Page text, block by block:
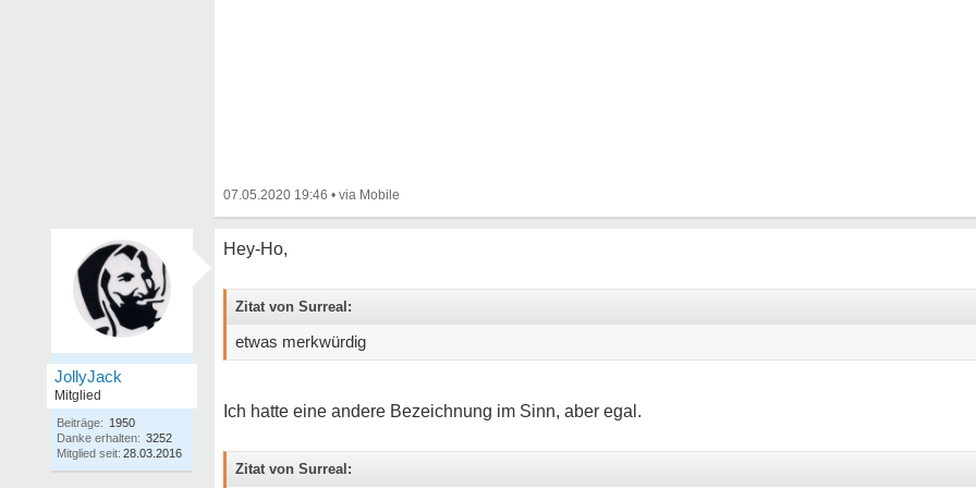
07.05.2020 19:46 •
JollyJack
Mitglied
Beiträge: 1950
Danke erhalten: 3252
Mitglied seit: 28.03.2016
Hey-Ho,
Zitat von Surreal:
etwas merkwürdig
Ich hatte eine andere Bezeichnung im Sinn, aber egal.
Zitat von Surreal: